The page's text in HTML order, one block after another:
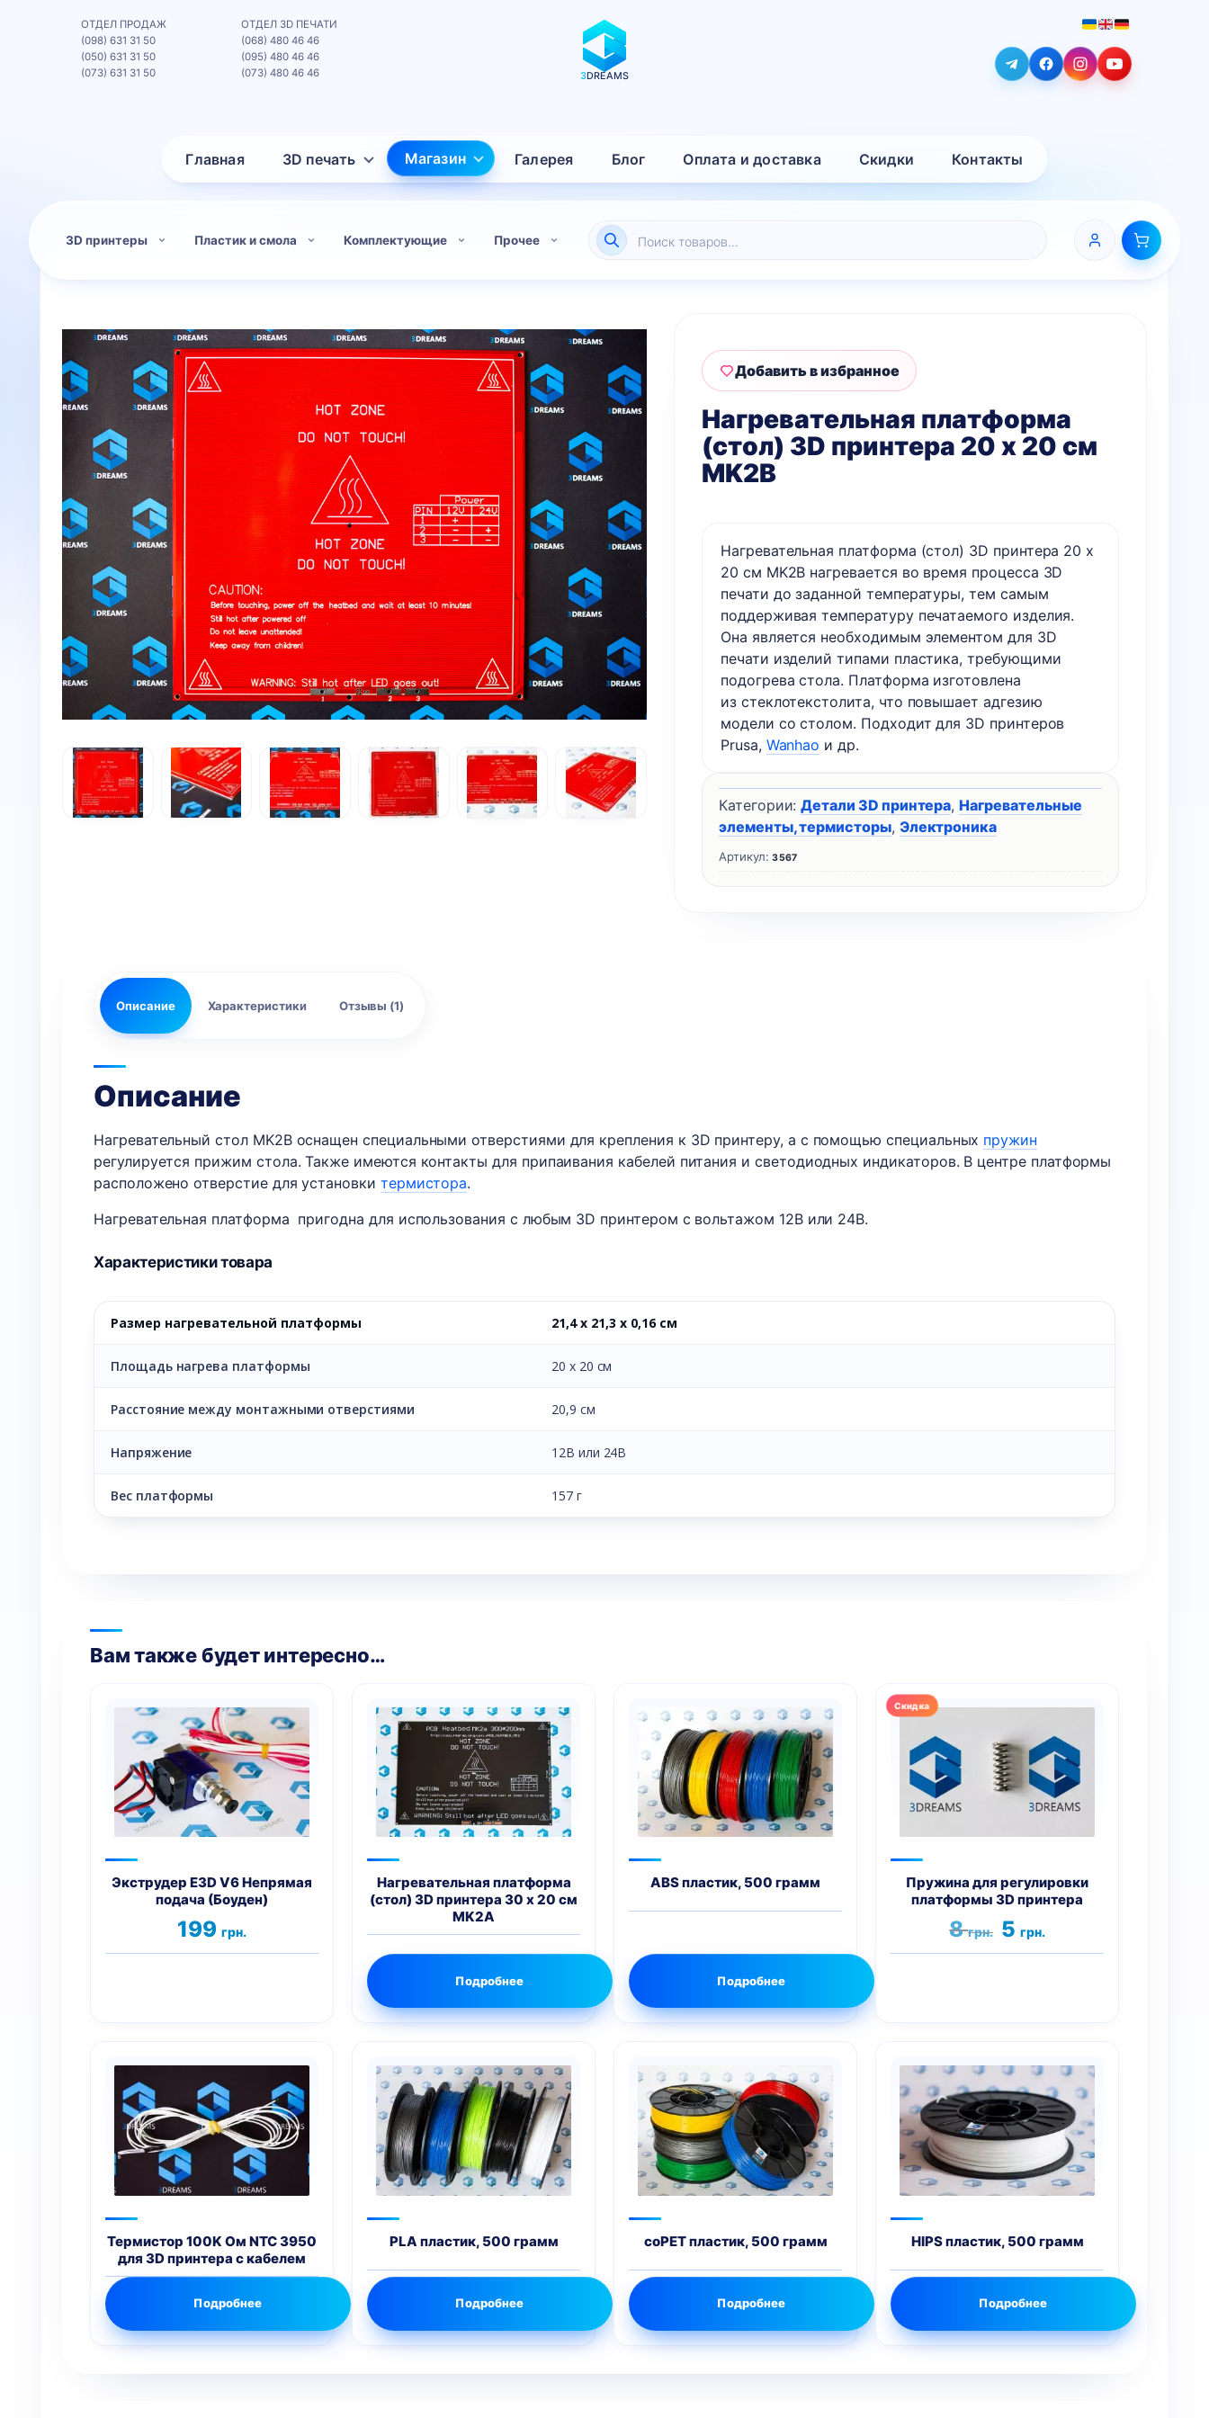
3DREAMS
Главная 3D печать Магазин Галерея Блог Оплата и доставка Скидки Контакты
ОТДЕЛ ПРОДАЖ
(098) 631 31 50
(050) 631 31 50
(073) 631 31 50
ОТДЕЛ 3D ПЕЧАТИ
(068) 480 46 46
(095) 480 46 46
(073) 480 46 46
3D принтеры Пластик и смола Комплектующие Прочее Поиск
Нагревательная платформа
(стол) 3D принтера 20 х 20 см
MK2B
Нагревательная платформа (стол) 3D принтера 20 х
20 см MK2B нагревается во время процесса 3D
печати до заданной температуры, тем самым
поддерживая температуру печатаемого изделия.
Она является необходимым элементом для 3D
печати изделий типами пластика, требующими
подогрева стола. Платформа изготовлена
из стеклотекстолита, что повышает адгезию
модели со столом. Подходит для 3D принтеров
Prusa, Wanhao и др.
Добавить в избранное
Артикул:3567
Категории:Детали 3D принтера,Нагревательные
элементы, термисторы, Электроника
Описание Характеристики Отзывы (1)
Описание
Нагревательный стол MK2B оснащен специальными отверстиями для крепления к 3D принтеру, а с помощью специальных пружин
регулируется прижим стола. Также имеются контакты для припаивания кабелей питания и светодиодных индикаторов. В центре платформы
расположено отверстие для установки термистора.
Нагревательная платформа пригодна для использования с любым 3D принтером с вольтажом 12В или 24В.
Характеристики товара
Размер нагревательной платформы 21,4 х 21,3 х 0,16 см
Площадь нагрева платформы 20 х 20 см
Расстояние между монтажными отверстиями 20,9 см
Напряжение 12В или 24В
Вес платформы 157 г
Вам также будет интересно…
Экструдер E3D V6 Непрямая
подача (Боуден)
199 грн.
Этот
товар
несколько
вариаций.
Опции
можно
выбрать
на
странице
Нагревательная платформа
(стол) 3D принтера 30 х 20 см
MK2A
Подробнее
ABS пластик, 500 грамм
Подробнее
Пружина для регулировки
платформы 3D принтера
8грн. Первоначальная
цена
составляла
5 грн.
цена:
5 грн..
Термистор 100K Ом NTC 3950
для 3D принтера с кабелем
Подробнее
PLA пластик, 500 грамм
Подробнее
coPET пластик, 500 грамм
Подробнее
HIPS пластик, 500 грамм
Подробнее